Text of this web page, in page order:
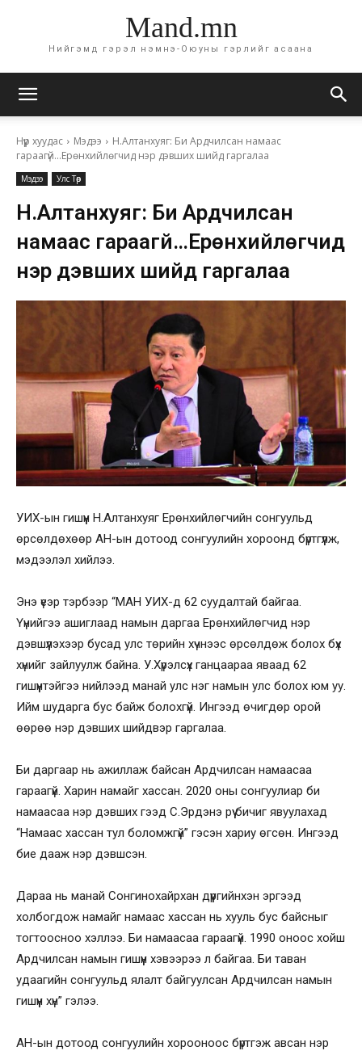
Mand.mn
Нийгэмд гэрэл нэмнэ-Оюуны гэрлийг асаана
Нүүр хуудас Мэдээ
Н.Алтанхуяг: Би Ардчилсан намаас
гараагүй...Ерөнхийлөгчид нэр дэвших шийд гаргалаа
Мэдээ Улс Төр
Н.Алтанхуяг: Би Ардчилсан
намаас гараагүй…Ерөнхийлөгчид
нэр дэвших шийд гаргалаа
УИХ-ын гишүүн Н.Алтанхуяг Ерөнхийлөгчийн сонгуульд
өрсөлдөхөөр АН-ын дотоод сонгуулийн хороонд бүртгүүлж,
мэдээлэл хийлээ.
Энэ үеэр тэрбээр “МАН УИХ-д 62 суудалтай байгаа.
Үүнийгээ ашиглаад намын даргаа Ерөнхийлөгчид нэр
дэвшүүлэхээр бусад улс төрийн хүчнээс өрсөлдөж болох бүх
хүнийг зайлуулж байна. У.Хүрэлсүх ганцаараа яваад 62
гишүүнтэйгээ нийлээд манай улс нэг намын улс болох юм уу.
Ийм шударга бус байж болохгүй. Ингээд өчигдөр орой
өөрөө нэр дэвших шийдвэр гаргалаа.
Би даргаар нь ажиллаж байсан Ардчилсан намаасаа
гараагүй. Харин намайг хассан. 2020 оны сонгуулиар би
намаасаа нэр дэвших гээд С.Эрдэнэ рүү бичиг явуулахад
“Намаас хассан тул боломжгүй” гэсэн хариу өгсөн. Ингээд
бие дааж нэр дэвшсэн.
Дараа нь манай Сонгинохайрхан дүүргийнхэн эргээд
холбогдож намайг намаас хассан нь хууль бус байсныг
тогтоосноо хэллээ. Би намаасаа гараагүй. 1990 оноос хойш
Ардчилсан намын гишүүн хэвээрээ л байгаа. Би таван
удаагийн сонгуульд ялалт байгуулсан Ардчилсан намын
гишүүн хүн” гэлээ.
АН-ын дотоод сонгуулийн хорооноос бүртгэж авсан нэр